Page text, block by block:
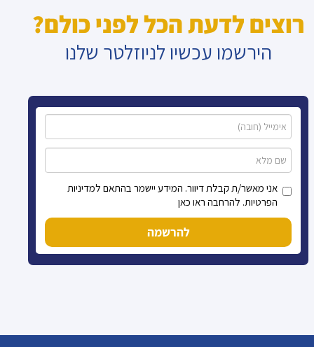
רוצים לדעת הכל לפני כולם?
הירשמו עכשיו לניוזלטר שלנו
אני מאשר/ת קבלת דיוור. המידע יישמר בהתאם למדיניות
הפרטיות. להרחבה ראו כאן
להרשמה